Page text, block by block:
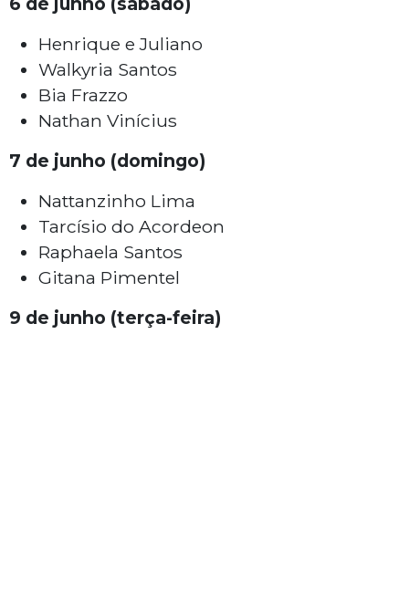
Henrique e Juliano
Walkyria Santos
Bia Frazzo
Nathan Vinícius
7 de junho (domingo)
Nattanzinho Lima
Tarcísio do Acordeon
Raphaela Santos
Gitana Pimentel
9 de junho (terça-feira)